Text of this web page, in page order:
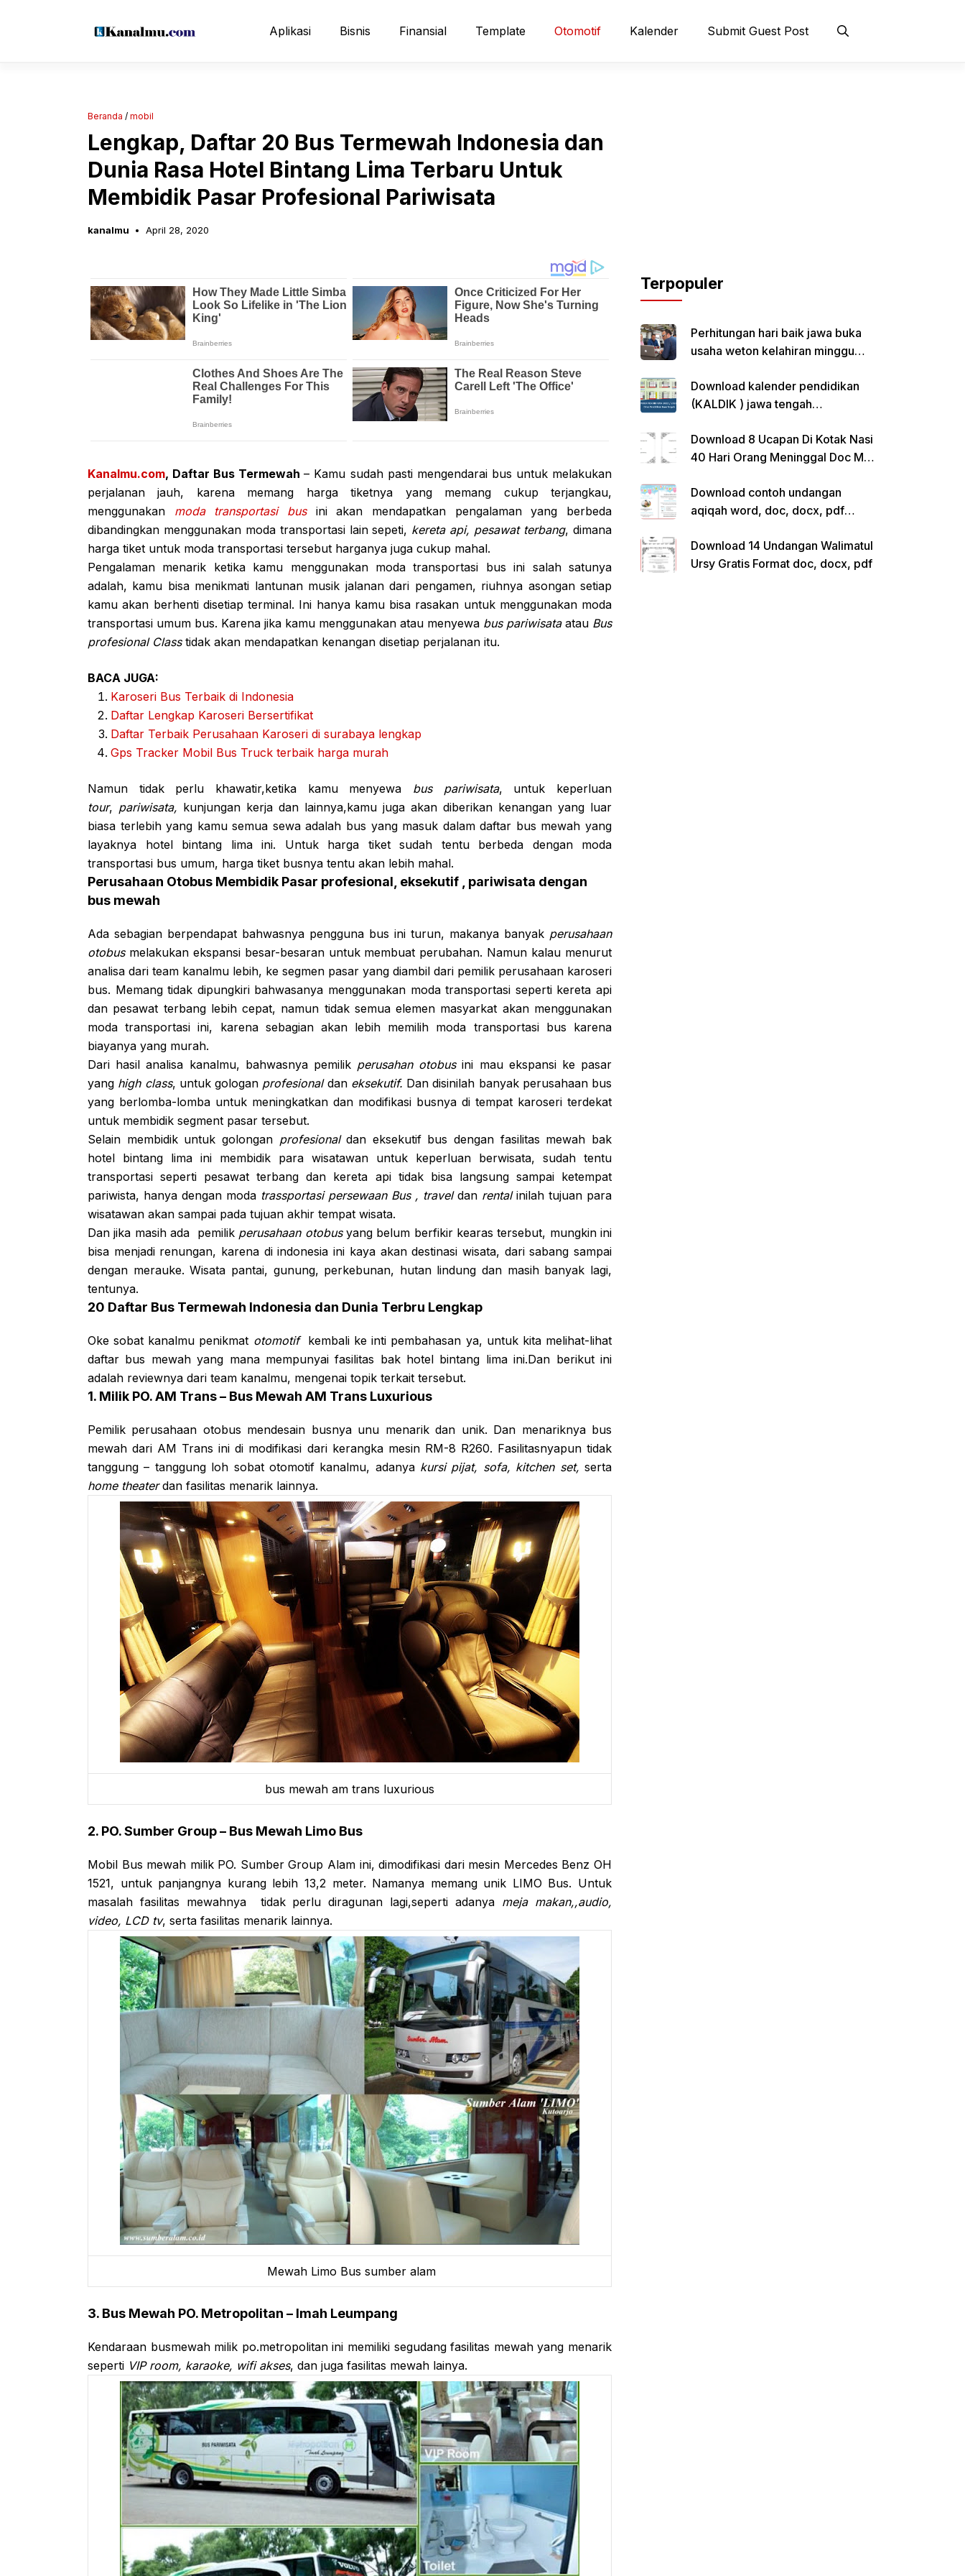
Aplikasi Bisnis Finansial Template Otomotif Kalender Submit Guest Post
Beranda / mobil
Lengkap, Daftar 20 Bus Termewah Indonesia dan
Dunia Rasa Hotel Bintang Lima Terbaru Untuk
Membidik Pasar Profesional Pariwisata
kanalmu April 28, 2020
Kanalmu.com, Daftar Bus Termewah– Kamu sudah pasti mengendarai bus untuk melakukan
perjalanan jauh, karena memang harga tiketnya yang memang cukup terjangkau,
menggunakan
moda transportasi busini akan mendapatkan pengalaman yang berbeda
dibandingkan menggunakan moda transportasi lain sepeti, kereta api, pesawat terbang, dimana
harga tiket untuk moda transportasi tersebut harganya juga cukup mahal.
Pengalaman menarik ketika kamu menggunakan moda transportasi bus ini salah satunya
adalah, kamu bisa menikmati lantunan musik jalanan dari pengamen, riuhnya asongan setiap
kamu akan berhenti disetiap terminal. Ini hanya kamu bisa rasakan untuk menggunakan moda
transportasi umum bus. Karena jika kamu menggunakan atau menyewa bus pariwisataatau Bus
profesional Class tidak akan mendapatkan kenangan disetiap perjalanan itu.
BACA JUGA:
Karoseri Bus Terbaik di Indonesia
Daftar Lengkap Karoseri Bersertifikat
Daftar Terbaik Perusahaan Karoseri di surabaya lengkap
Gps Tracker Mobil Bus Truck terbaik harga murah
Namun tidak perlu khawatir,ketika kamu menyewa bus pariwisata, untuk keperluan
tour, pariwisata, kunjungan kerja dan lainnya,kamu juga akan diberikan kenangan yang luar
biasa terlebih yang kamu semua sewa adalah bus yang masuk dalam daftar bus mewah yang
layaknya hotel bintang lima ini. Untuk harga tiket sudah tentu berbeda dengan moda
transportasi bus umum, harga tiket busnya tentu akan lebih mahal.
Perusahaan Otobus Membidik Pasar profesional, eksekutif , pariwisata dengan
bus mewah
Ada sebagian berpendapat bahwasnya pengguna bus ini turun, makanya banyak perusahaan
otobus melakukan ekspansi besar-besaran untuk membuat perubahan. Namun kalau menurut
analisa dari team kanalmu lebih, ke segmen pasar yang diambil dari pemilik perusahaan karoseri
bus. Memang tidak dipungkiri bahwasanya menggunakan moda transportasi seperti kereta api
dan pesawat terbang lebih cepat, namun tidak semua elemen masyarkat akan menggunakan
moda transportasi ini, karena sebagian akan lebih memilih moda transportasi bus karena
biayanya yang murah.
Dari hasil analisa kanalmu, bahwasnya pemilik perusahan otobusini mau ekspansi ke pasar
yang high class, untuk gologan profesionaldan eksekutif. Dan disinilah banyak perusahaan bus
yang berlomba-lomba untuk meningkatkan dan modifikasi busnya di tempat karoseri terdekat
untuk membidik segment pasar tersebut.
Selain membidik untuk golongan profesionaldan eksekutif bus dengan fasilitas mewah bak
hotel bintang lima ini membidik para wisatawan untuk keperluan berwisata, sudah tentu
transportasi seperti pesawat terbang dan kereta api tidak bisa langsung sampai ketempat
pariwista, hanya dengan moda trassportasi persewaan Bus , travel dan rentalinilah tujuan para
wisatawan akan sampai pada tujuan akhir tempat wisata.
Dan jika masih ada pemilik perusahaan otobusyang belum berfikir kearas tersebut, mungkin ini
bisa menjadi renungan, karena di indonesia ini kaya akan destinasi wisata, dari sabang sampai
dengan merauke. Wisata pantai, gunung, perkebunan, hutan lindung dan masih banyak lagi,
tentunya.
20 Daftar Bus Termewah Indonesia dan Dunia Terbru Lengkap
Oke sobat kanalmu penikmat otomotif kembali ke inti pembahasan ya, untuk kita melihat-lihat
daftar bus mewah yang mana mempunyai fasilitas bak hotel bintang lima ini.Dan berikut ini
adalah reviewnya dari team kanalmu, mengenai topik terkait tersebut.
1. Milik PO. AM Trans – Bus Mewah AM Trans Luxurious
Pemilik perusahaan otobus mendesain busnya unu menarik dan unik. Dan menariknya bus
mewah dari AM Trans ini di modifikasi dari kerangka mesin RM-8 R260. Fasilitasnyapun tidak
tanggung – tanggung loh sobat otomotif kanalmu, adanya kursi pijat, sofa, kitchen set, serta
home theaterdan fasilitas menarik lainnya.
bus mewah am trans luxurious
2. PO. Sumber Group – Bus Mewah Limo Bus
Mobil Bus mewah milik PO. Sumber Group Alam ini, dimodifikasi dari mesin Mercedes Benz OH
1521, untuk panjangnya kurang lebih 13,2 meter. Namanya memang unik LIMO Bus. Untuk
masalah fasilitas mewahnya tidak perlu diragunan lagi,seperti adanya meja makan,,audio,
video, LCD tv, serta fasilitas menarik lainnya.
Mewah Limo Bus sumber alam
3. Bus Mewah PO. Metropolitan – Imah Leumpang
Kendaraan busmewah milik po.metropolitan ini memiliki segudang fasilitas mewah yang menarik
seperti VIP room, karaoke, wifi akses, dan juga fasilitas mewah lainya.
Terpopuler
Perhitungan hari baik jawa buka
usaha weton kelahiran minggu
Download kalender pendidikan
(KALDIK ) jawa tengah
Download 8 Ucapan Di Kotak Nasi
40 Hari Orang Meninggal Doc Ms.
Download contoh undangan
aqiqah word, doc, docx, pdf
Download 14 Undangan Walimatul
Ursy Gratis Format doc, docx, pdf